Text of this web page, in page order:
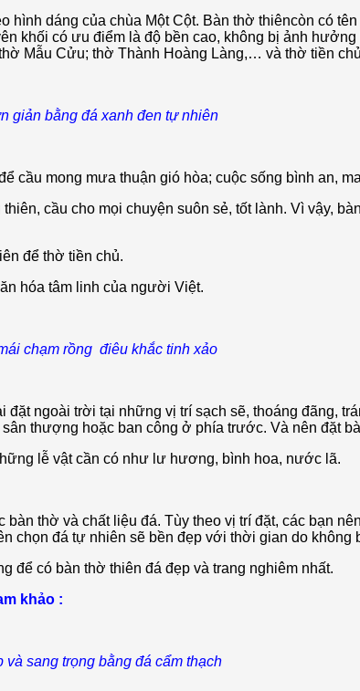
dáng của chùa Một Cột. Bàn thờ thiêncòn có
khối có ưu điểm là độ bền cao, không bị ảnh
Mẫu Cửu; thờ Thành Hoàng Làng,… và thờ tiền
giản bằng đá xanh đen tự nhiên
cầu mong mưa thuận gió hòa; cuộc sống bình an,
cầu cho mọi chuyện suôn sẻ, tốt lành. Vì vậy,
để thờ tiền chủ.
hóa tâm linh của người Việt.
chạm rồng điêu khắc tinh xảo
ngoài trời tại những vị trí sạch sẽ, thoáng đãng,
thượng hoặc ban công ở phía trước. Và nên đặt
lễ vật cần có như lư hương, bình hoa, nước lã.
thờ và chất liệu đá. Tùy theo vị trí đặt, các bạn
chọn đá tự nhiên sẽ bền đẹp với thời gian do
để có bàn thờ thiên đá đẹp và trang nghiêm nhất.
khảo :
và sang trọng bằng đá cẩm thạch